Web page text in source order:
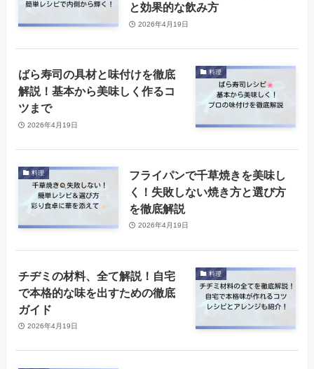
と効果的な飲み方
2026年4月19日
料理
ばら寿司の具材と味付けを徹底
解説！基本から美味しく作るコ
ツまで
2026年4月19日
料理
フライパンで千草焼きを美味し
く！失敗しない焼き方と選び方
を徹底解説
2026年4月19日
料理
チヂミの材料、全て解説！自宅
で本格的な味を出すための徹底
ガイド
2026年4月19日